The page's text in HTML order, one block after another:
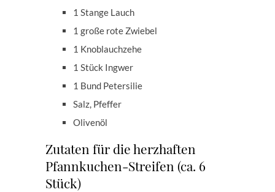
1 Stange Lauch
1 große rote Zwiebel
1 Knoblauchzehe
1 Stück Ingwer
1 Bund Petersilie
Salz, Pfeffer
Olivenöl
Zutaten für die herzhaften
Pfannkuchen-Streifen (ca. 6
Stück)